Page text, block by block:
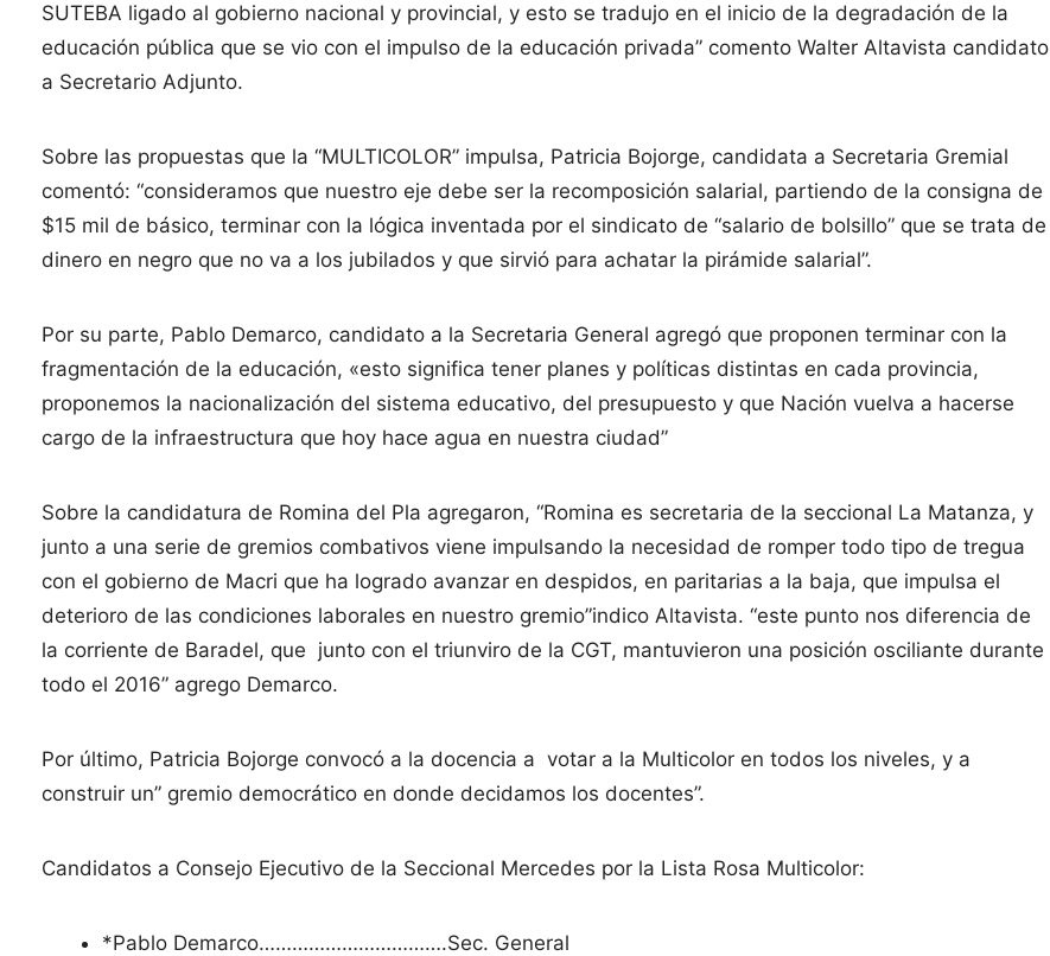
SUTEBA ligado al gobierno nacional y provincial, y esto se tradujo en el inicio de la degradación de la
educación pública que se vio con el impulso de la educación privada” comento Walter Altavista candidato
a Secretario Adjunto.
Sobre las propuestas que la “MULTICOLOR” impulsa, Patricia Bojorge, candidata a Secretaria Gremial
comentó: “consideramos que nuestro eje debe ser la recomposición salarial, partiendo de la consigna de
$15 mil de básico, terminar con la lógica inventada por el sindicato de “salario de bolsillo” que se trata de
dinero en negro que no va a los jubilados y que sirvió para achatar la pirámide salarial”.
Por su parte, Pablo Demarco, candidato a la Secretaria General agregó que proponen terminar con la
fragmentación de la educación, «esto significa tener planes y políticas distintas en cada provincia,
proponemos la nacionalización del sistema educativo, del presupuesto y que Nación vuelva a hacerse
cargo de la infraestructura que hoy hace agua en nuestra ciudad”
Sobre la candidatura de Romina del Pla agregaron, “Romina es secretaria de la seccional La Matanza, y
junto a una serie de gremios combativos viene impulsando la necesidad de romper todo tipo de tregua
con el gobierno de Macri que ha logrado avanzar en despidos, en paritarias a la baja, que impulsa el
deterioro de las condiciones laborales en nuestro gremio”indico Altavista. “este punto nos diferencia de
la corriente de Baradel, que junto con el triunviro de la CGT, mantuvieron una posición osciliante durante
todo el 2016” agrego Demarco.
Por último, Patricia Bojorge convocó a la docencia a votar a la Multicolor en todos los niveles, y a
construir un” gremio democrático en donde decidamos los docentes”.
Candidatos a Consejo Ejecutivo de la Seccional Mercedes por la Lista Rosa Multicolor:
*Pablo Demarco…………………………….Sec. General